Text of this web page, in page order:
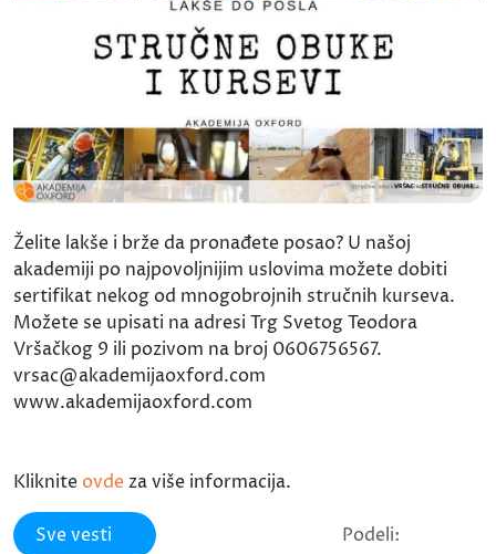
Želite lakše i brže da pronađete posao? U našoj
akademiji po najpovoljnijim uslovima možete dobiti
sertifikat nekog od mnogobrojnih stručnih kurseva.
Možete se upisati na adresi Trg Svetog Teodora
Vršačkog 9 ili pozivom na broj 0606756567.
vrsac@akademijaoxford.com
www.akademijaoxford.com
Kliknite ovde za više informacija.
Sve vesti Podeli: